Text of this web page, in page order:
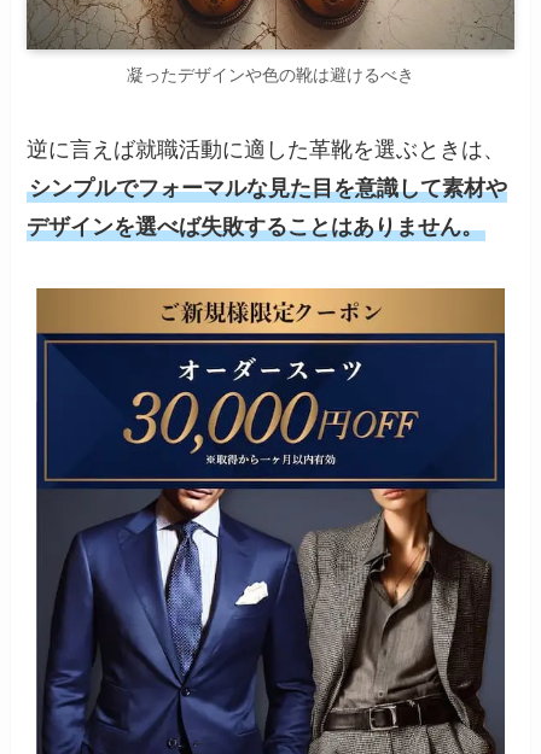
凝ったデザインや色の靴は避けるべき
逆に言えば就職活動に適した革靴を選ぶときは、
シンプルでフォーマルな見た目を意識して素材や
デザインを選べば失敗することはありません。